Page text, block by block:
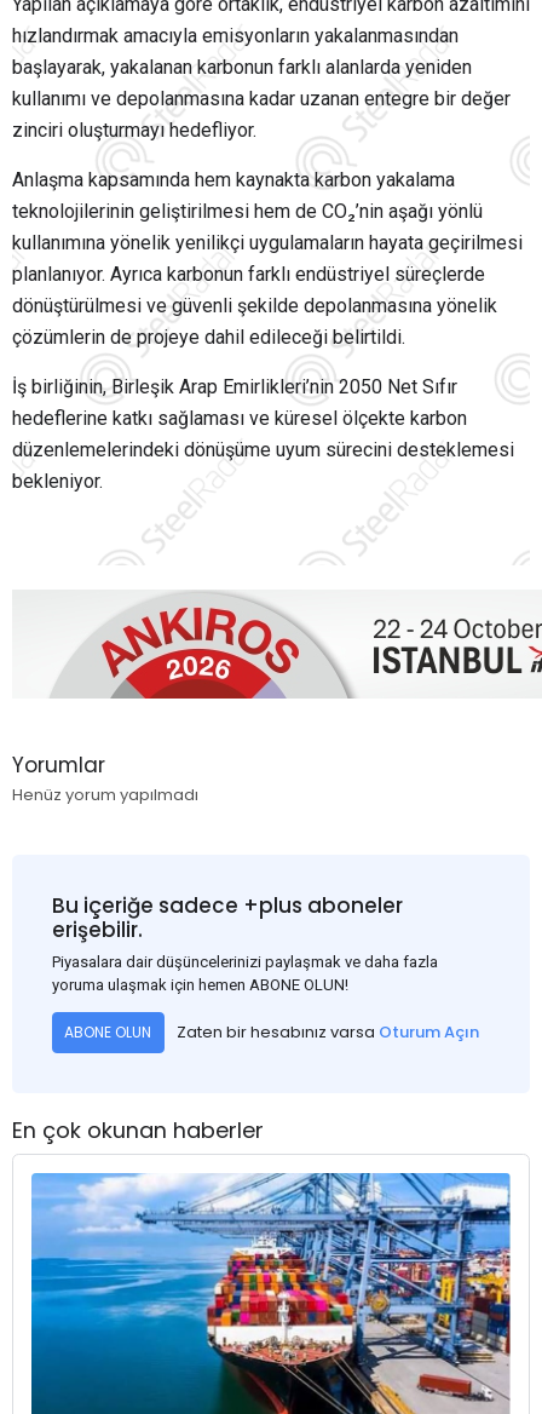
hızlandırmak amacıyla emisyonların yakalanmasından
başlayarak, yakalanan karbonun farklı alanlarda yeniden
kullanımı ve depolanmasına kadar uzanan entegre bir değer
zinciri oluşturmayı hedefliyor.
Anlaşma kapsamında hem kaynakta karbon yakalama
teknolojilerinin geliştirilmesi hem de CO₂’nin aşağı yönlü
kullanımına yönelik yenilikçi uygulamaların hayata geçirilmesi
planlanıyor. Ayrıca karbonun farklı endüstriyel süreçlerde
dönüştürülmesi ve güvenli şekilde depolanmasına yönelik
çözümlerin de projeye dahil edileceği belirtildi.
İş birliğinin, Birleşik Arap Emirlikleri’nin 2050 Net Sıfır
hedeflerine katkı sağlaması ve küresel ölçekte karbon
düzenlemelerindeki dönüşüme uyum sürecini desteklemesi
bekleniyor.
Yorumlar
Henüz yorum yapılmadı
Bu içeriğe sadece +plus aboneler
erişebilir.
Piyasalara dair düşüncelerinizi paylaşmak ve daha fazla
yoruma ulaşmak için hemen ABONE OLUN!
ABONE OLUN Zaten bir hesabınız varsa Oturum Açın
En çok okunan haberler